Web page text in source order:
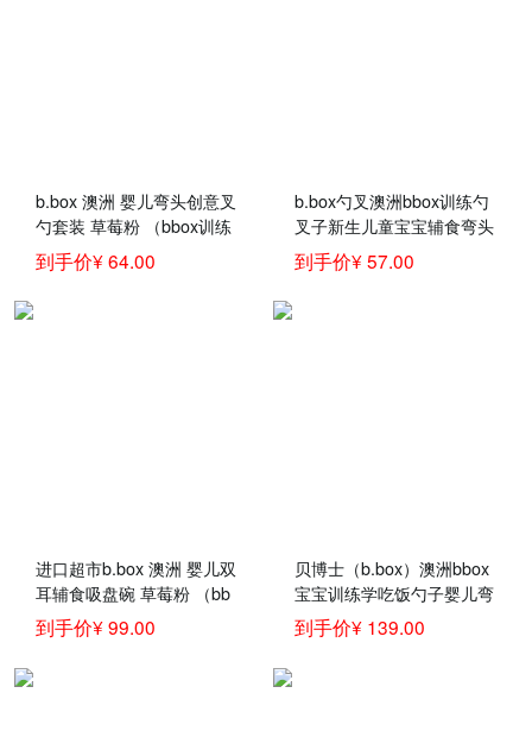
b.box 澳洲 婴儿弯头创意叉
勺套装 草莓粉 （bbox训练
勺 宝宝儿童餐具叉子勺
子）
到手价¥ 64.00
b.box勺叉澳洲bbox训练勺
叉子新生儿童宝宝辅食弯头
汤饭叉勺餐具套装 蓝绿色
勺叉 官方认证
到手价¥ 57.00
进口超市b.box 澳洲 婴儿双
耳辅食吸盘碗 草莓粉 （bb
ox吸盘碗 宝宝餐具套装 带
硅胶勺）
到手价¥ 99.00
贝博士（b.box）澳洲bbox
宝宝训练学吃饭勺子婴儿弯
头辅食碗叉勺套装儿童餐具
红橙叉勺套装+Bumkins硅
到手价¥ 139.00